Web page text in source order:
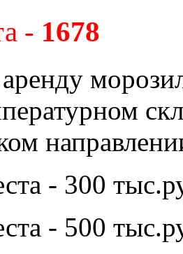
- 1678
- 300
- 500